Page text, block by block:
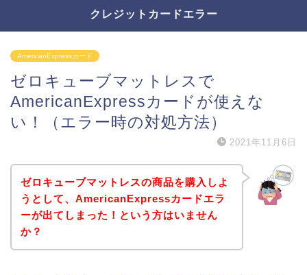
クレジットカードエラー
AmericanExpressカード
ゼロキューブマットレスで
AmericanExpressカードが使えな
い！（エラー時の対処方法）
2021年11月6日
ゼロキューブマットレスの商品を購入しよ
うとして、AmericanExpressカードエラ
ーが出てしまった！という方はいません
か？